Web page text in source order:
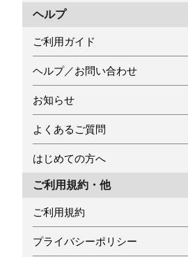
ヘルプ
ご利用ガイド
ヘルプ／お問い合わせ
お知らせ
よくあるご質問
はじめての方へ
ご利用規約・他
ご利用規約
プライバシーポリシー